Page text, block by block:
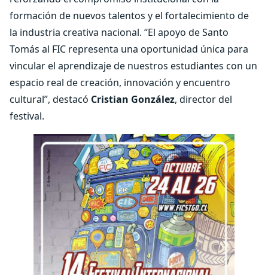
formación de nuevos talentos y el fortalecimiento de
la industria creativa nacional. “El apoyo de Santo
Tomás al FIC representa una oportunidad única para
vincular el aprendizaje de nuestros estudiantes con un
espacio real de creación, innovación y encuentro
cultural”, destacó Cristian González, director del
festival.